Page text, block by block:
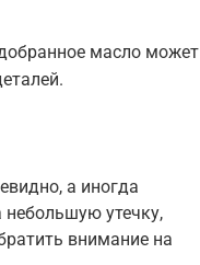
масло может
а иногда
небольшую утечку,
внимание на